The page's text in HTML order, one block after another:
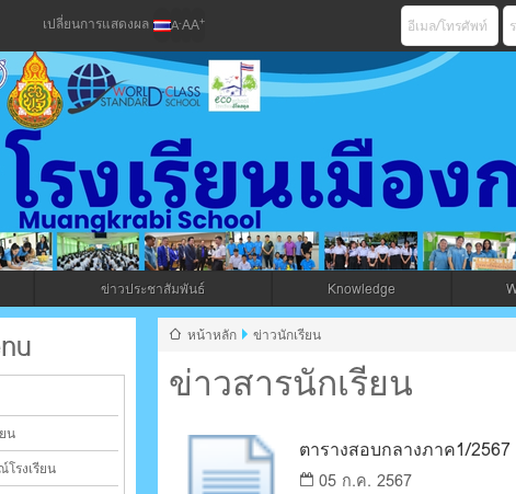
เปลี่ยนการแสดงผล A-AA+
รียนเมืองกระบี่
การเว็บไซต์ (CMS) ด้วย Ajax โดยคนไทย
ข่าวประชาสัมพันธ์ Knowledge
ข่าวสารนักเรียน
หน้าหลัก ข่าวนักเรียน
ตารางสอบกลางภาค1/2567
05 ก.ค. 2567
น
รงเรียน